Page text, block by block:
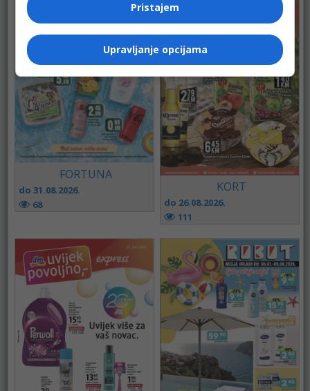
FORTUNA
do 31.08.2026.
68
KORT
do 26.08.2026.
111
Pristajem
Upravljanje opcijama